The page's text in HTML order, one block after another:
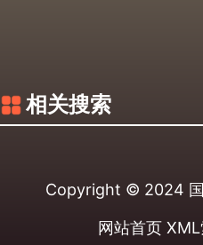
相关搜索
Copyright © 2024
网站首页 XML